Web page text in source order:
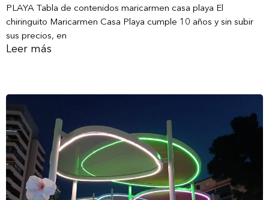
PLAYA Tabla de contenidos maricarmen casa playa El
chiringuito Maricarmen Casa Playa cumple 10 años y sin subir
sus precios, en
Leer más